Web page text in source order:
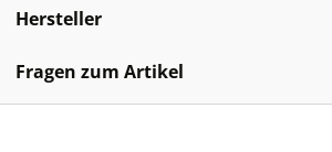
Hersteller
Fragen zum Artikel